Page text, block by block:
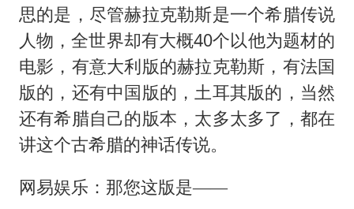
思的是，尽管赫拉克勒斯是一个希腊传说
人物，全世界却有大概40个以他为题材的
电影，有意大利版的赫拉克勒斯，有法国
版的，还有中国版的，土耳其版的，当然
还有希腊自己的版本，太多太多了，都在
讲这个古希腊的神话传说。
网易娱乐：那您这版是——